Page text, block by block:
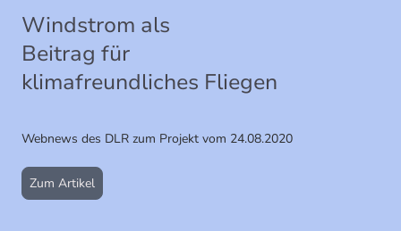
Wind­strom als
Bei­trag für
kli­maf­reund­li­ches Flie­gen
Webnews des DLR zum Projekt vom 24.08.2020
Zum Artikel